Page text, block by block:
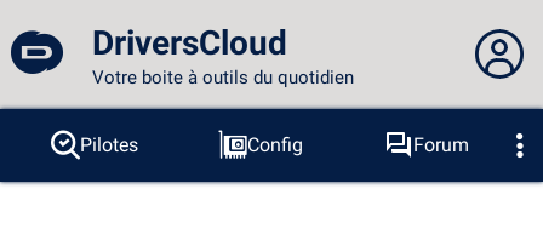
DriversCloud
Votre boite à outils du quotidien
Vous n'êtes pas connecté...
Connexion au site
Pilotes Config
Forum
Sondes
BSOD Outils